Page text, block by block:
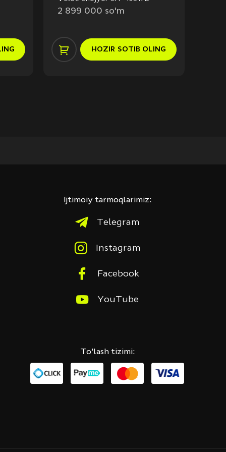
2 899 000 so'm
HOZIR SOTIB OLING
Ijtimoiy tarmoqlarimiz:
Telegram
Instagram
Facebook
YouTube
To'lash tizimi: